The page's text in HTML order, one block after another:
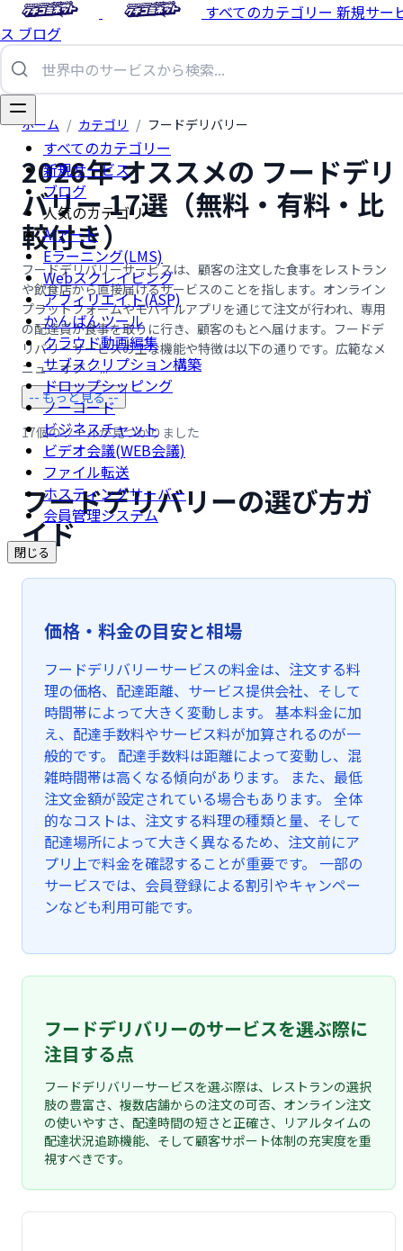
すべてのカテゴリー 新規サー
ス ブログ
すべてのカテゴリー
新規サービス
ブログ
人気のカテゴリー
AIアート
Eラーニング(LMS)
Webスクレイピング
アフィリエイト(ASP)
かんばんツール
クラウド動画編集
サブスクリプション構築
ドロップシッピング
ノーコード
ビジネスチャット
ビデオ会議(WEB会議)
ファイル転送
ホスティングサーバー
会員管理システム
閉じる
ホーム / カテゴリ / フードデリバリー
2026年 オススメの フードデリ
バリー 17選（無料・有料・比
較付き）
フードデリバリーサービスは、顧客の注文した食事をレストラン
や飲食店から直接届けるサービスのことを指します。オンライン
プラットフォームやモバイルアプリを通じて注文が行われ、専用
の配達員が食事を取りに行き、顧客のもとへ届けます。フードデ
リバリーサービスの主な機能や特徴は以下の通りです。広範なメ
ニューオプ …...
-- もっと見る --
17個のツールが見つかりました
フードデリバリーの選び方ガ
イド
価格・料金の目安と相場
フードデリバリーサービスの料金は、注文する料
理の価格、配達距離、サービス提供会社、そして
時間帯によって大きく変動します。 基本料金に加
え、配達手数料やサービス料が加算されるのが一
般的です。 配達手数料は距離によって変動し、混
雑時間帯は高くなる傾向があります。 また、最低
注文金額が設定されている場合もあります。 全体
的なコストは、注文する料理の種類と量、そして
配達場所によって大きく異なるため、注文前にア
プリ上で料金を確認することが重要です。 一部の
サービスでは、会員登録による割引やキャンペー
ンなども利用可能です。
フードデリバリーのサービスを選ぶ際に
注目する点
フードデリバリーサービスを選ぶ際は、レストランの選択
肢の豊富さ、複数店舗からの注文の可否、オンライン注文
の使いやすさ、配達時間の短さと正確さ、リアルタイムの
配達状況追跡機能、そして顧客サポート体制の充実度を重
視すべきです。